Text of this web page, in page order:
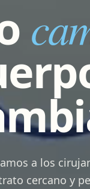
a los
cercano y